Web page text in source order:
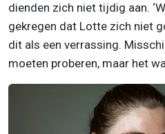
dienden zich niet tijdig aan.
gekregen dat Lotte zich niet
dit als een verrassing.
moeten proberen, maar het